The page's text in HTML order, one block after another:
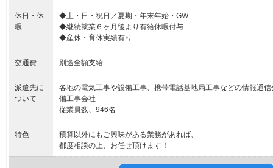
休日・休
暇
◆土・日・祝日／夏期・年末年始・GW
◆継続就業６ヶ月後より有給休暇付与
◆産休・育休実績有り
交通費 別途全額支給
派遣先に
ついて
各地の電気工事や設備工事、携帯電話基地局工事などの情報通
備工事会社
従業員数、946名
特色
積算以外にもご興味がある業務があれば、
都度相談の上、お任せ頂けます！